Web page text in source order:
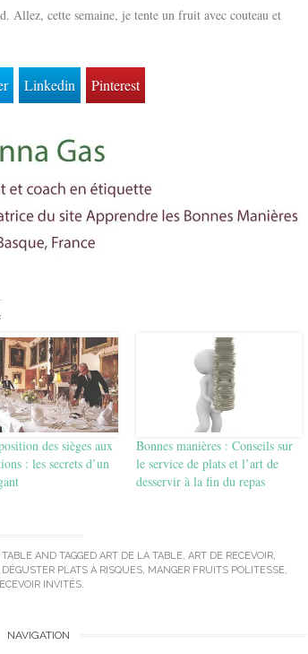
Allez, cette semaine, je tente un fruit avec couteau et
Linkedin Pinterest
des sièges aux
: les secrets d’un
Bonnes manières : Conseils sur
le service de plats et l’art de
desservir à la fin du repas
AND TAGGED ART DE LA TABLE, ART DE RECEVOIR,
DÉGUSTER PLATS À RISQUES, MANGER FRUITS POLITESSE,
INVITÉS.
NAVIGATION